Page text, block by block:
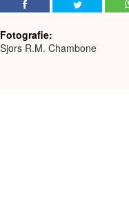
Fotografie:
Sjors R.M. Chambone